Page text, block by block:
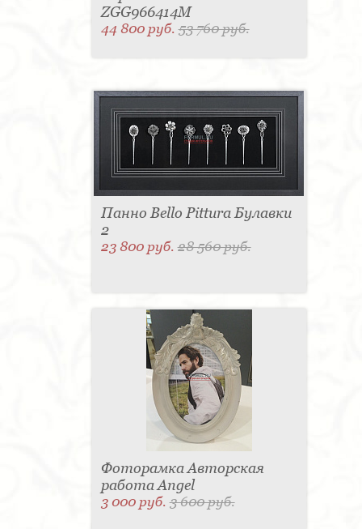
ZGG966414M
44 800 руб.53 760 руб.
Панно Bello Pittura Булавки
2
23 800 руб.28 560 руб.
Фоторамка Авторская
работа Angel
3 000 руб.3 600 руб.